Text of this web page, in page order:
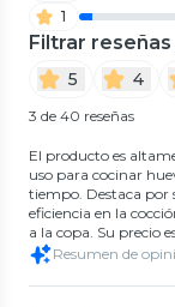
1
Filtrar reseñas
5 4
3 de 40 reseñas
El producto es
uso para cocinar
tiempo. Destaca por
eficiencia en la
a la copa. Su precio
Resumen de